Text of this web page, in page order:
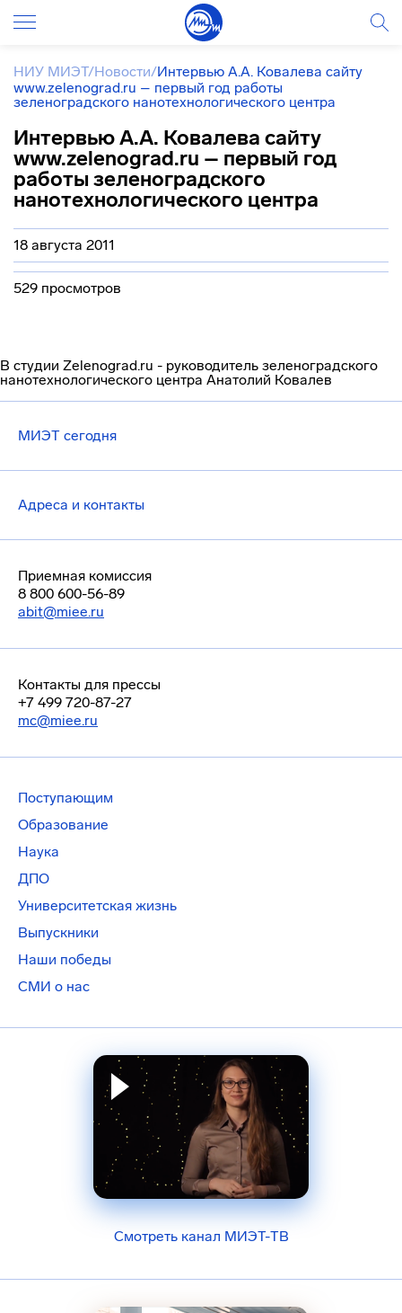
НИУ МИЭТ/Новости/Интервью А.А. Ковалева сайту
www.zelenograd.ru – первый год работы
зеленоградского нанотехнологического центра
Интервью А.А. Ковалева сайту
www.zelenograd.ru – первый год
работы зеленоградского
нанотехнологического центра
18 августа 2011
529 просмотров
В студии Zelenograd.ru - руководитель зеленоградского
нанотехнологического центра Анатолий Ковалев
МИЭТ сегодня
Адреса и контакты
Приемная комиссия
8 800 600-56-89
abit@miee.ru
Контакты для прессы
+7 499 720-87-27
mc@miee.ru
Поступающим
Образование
Наука
ДПО
Университетская жизнь
Выпускники
Наши победы
СМИ о нас
Смотреть канал МИЭТ-ТВ